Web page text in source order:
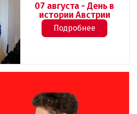
07 августа - День в
истории Австрии
Подробнее